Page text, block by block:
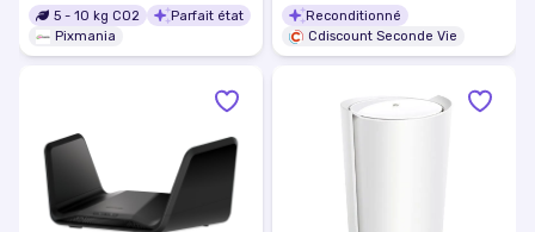
5 - 10 kg CO2
Parfait état
Pixmania
Reconditionné
Cdiscount Seconde Vie